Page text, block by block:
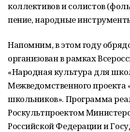
коллективов и солистов
пение, народные
Напомним, в этом году
организован в рамках
«Народная культура для
Межведомственного проекта
школьников». Программа
Роскультпроектом
Российской Федерации и